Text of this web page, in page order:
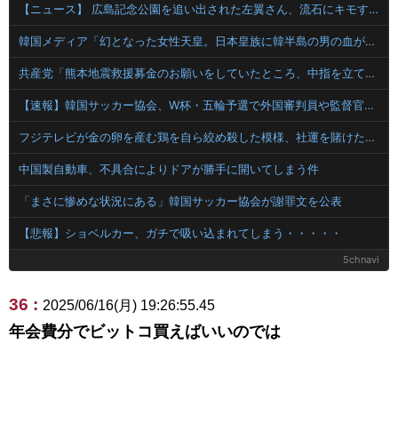
【ニュース】 広島記念公園を追い出された左翼さん、流石にキモすぎて炎上
韓国メディア「幻となった女性天皇。日本皇族に韓半島の男の血が入る可能性がゼロに・・・」
共産党「熊本地震救援募金のお願いをしていたところ、中指を立てられました。中指がメガネに当たり、危うく怪我をするところでした」
【速報】韓国サッカー協会、W杯・五輪予選で外国審判員や監督官を性接待！！！！
フジテレビが金の卵を産む鶏を自ら絞め殺した模様、社運を賭けたドル箱コンテンツが御蔵入りになってしまい……
中国製自動車、不具合によりドアが勝手に開いてしまう件
「まさに惨めな状況にある」韓国サッカー協会が謝罪文を公表
【悲報】ショベルカー、ガチで吸い込まれてしまう・・・・・
5chnavi
36 : 2025/06/16(月) 19:26:55.45
年会費分でビットコ買えばいいのでは